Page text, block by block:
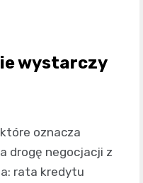
wystarczy
oznacza
drogę negocjacji z
rata kredytu